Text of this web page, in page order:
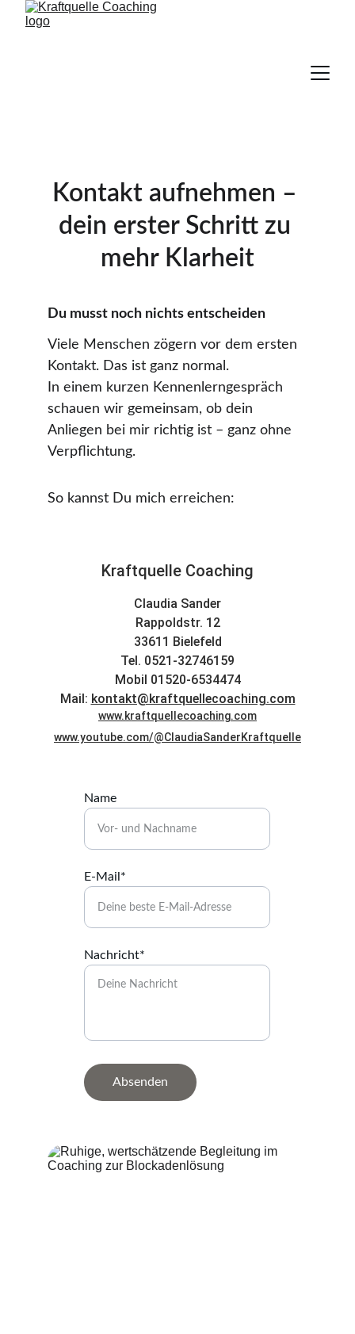
Kontakt aufnehmen –
dein erster Schritt zu
mehr Klarheit
Name
E-Mail*
Nachricht*
Absenden
Kraftquelle Coaching
Claudia Sander
Rappoldstr. 12
33611 Bielefeld
Tel. 0521-32746159
Mobil 01520-6534474
Mail: kontakt@kraftquellecoaching.com
www.kraftquellecoaching.com
www.youtube.com/@ClaudiaSanderKraftquelle
Du musst noch nichts entscheiden
Viele Menschen zögern vor dem ersten
Kontakt. Das ist ganz normal.
In einem kurzen Kennenlerngespräch
schauen wir gemeinsam, ob dein
Anliegen bei mir richtig ist – ganz ohne
Verpflichtung.
So kannst Du mich erreichen: